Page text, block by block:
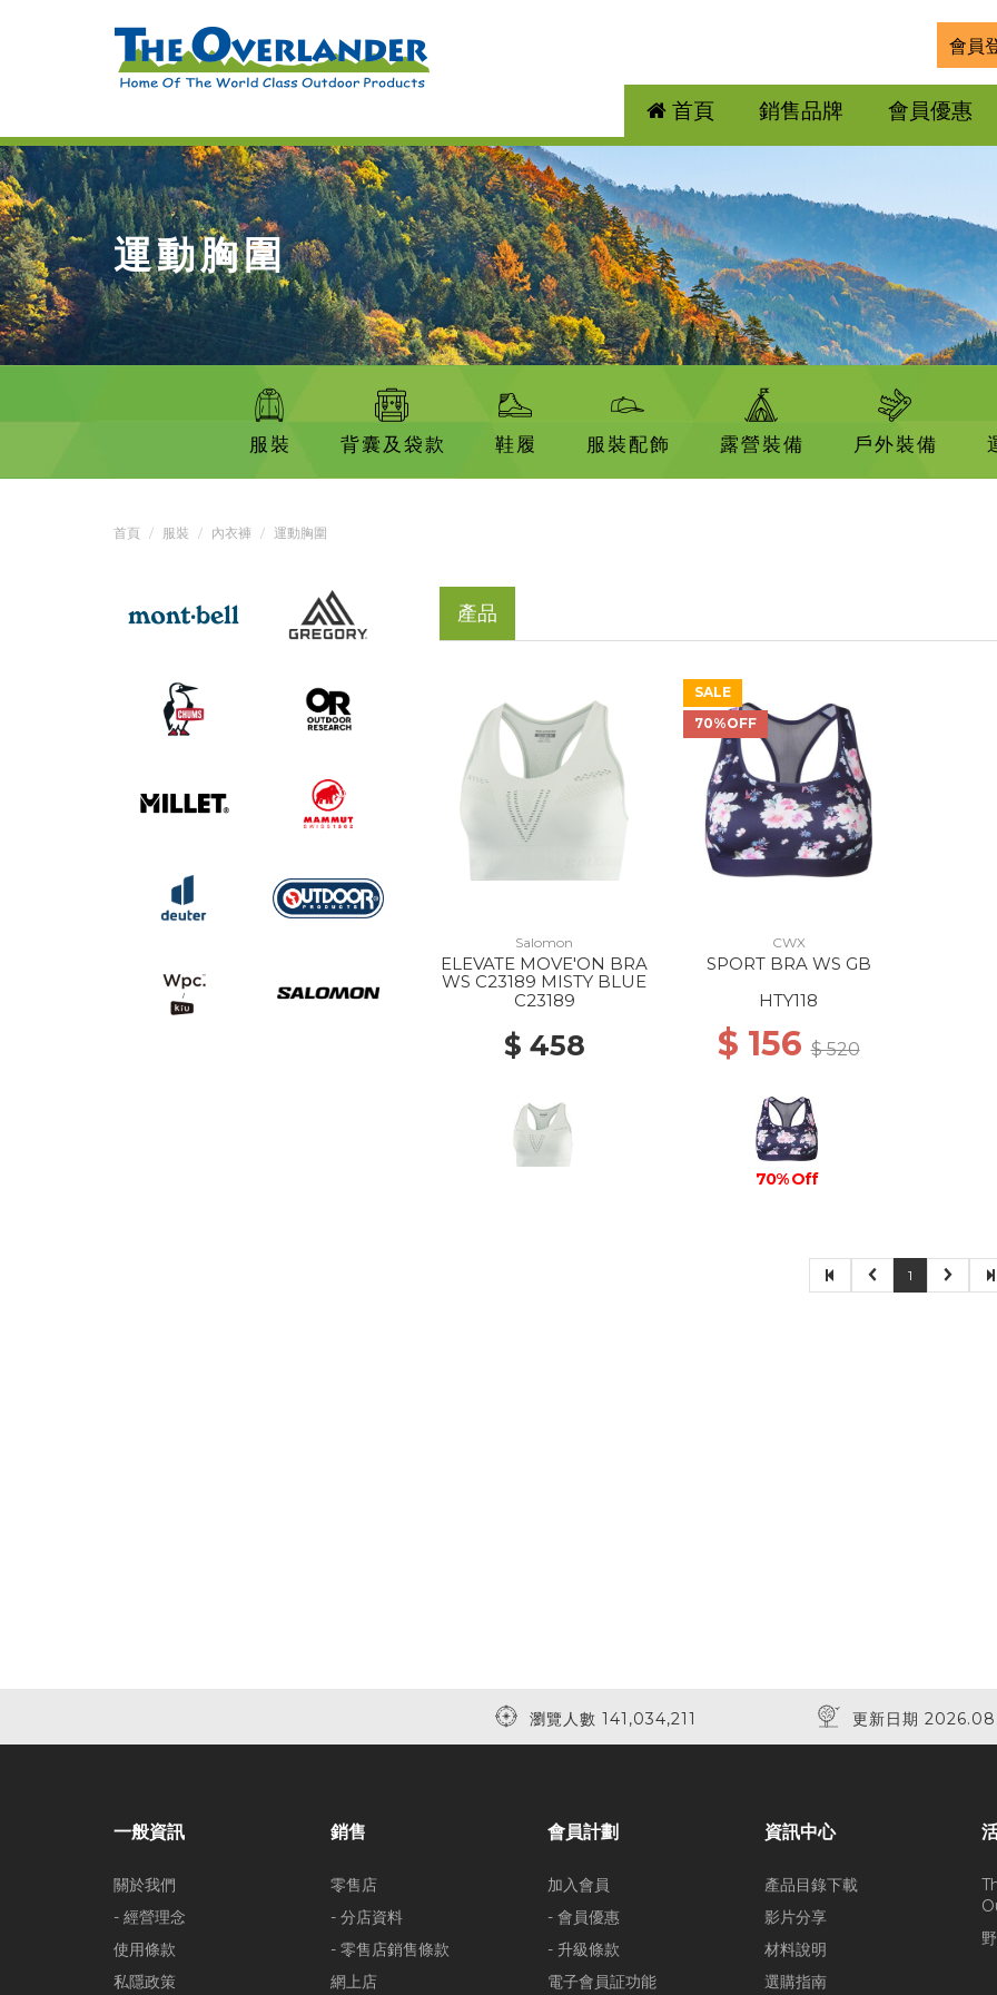
會員
首頁 銷售品牌 會員優惠
運動胸圍
服裝 背囊及袋款 鞋履 服裝配飾 露營裝備 戶外裝備
首頁 服裝 內衣褲 運動胸圍
產品
Salomon
ELEVATE MOVE'ON BRA
WS C23189 MISTY BLUE
C23189
$ 458
SALE
70%OFF
CWX
SPORT BRA WS GB
HTY118
$ 156$ 520
70% Off
1
瀏覽人數 141,034,211 更新日期
一般資訊
關於我們
- 經營理念
使用條款
私隱政策
銷售
零售店
- 分店資料
- 零售店銷售條款
網上店
會員計劃
加入會員
- 會員優惠
- 升級條款
電子會員証功能
資訊中心
產品目錄下載
影片分享
材料說明
選購指南